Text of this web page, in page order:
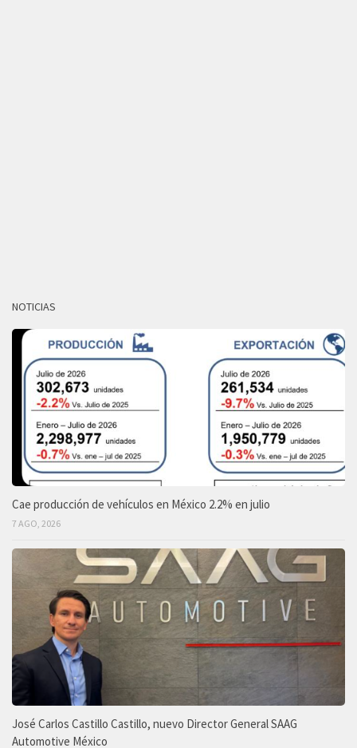
NOTICIAS
Cae producción de vehículos en México 2.2% en julio
7 AGO, 2026
José Carlos Castillo Castillo, nuevo Director General SAAG
Automotive México